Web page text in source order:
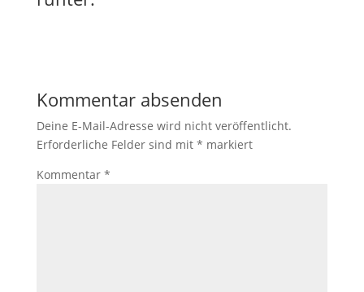
Kommentar absenden
Deine E-Mail-Adresse wird nicht veröffentlicht.
Erforderliche Felder sind mit * markiert
Kommentar *